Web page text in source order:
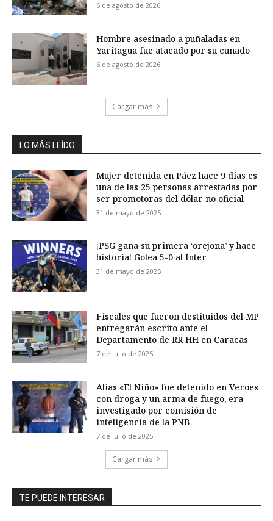
6 de agosto de 2026
Hombre asesinado a puñaladas en
Yaritagua fue atacado por su cuñado
6 de agosto de 2026
Cargar más
LO MÁS LEÍDO
Mujer detenida en Páez hace 9 días es
una de las 25 personas arrestadas por
ser promotoras del dólar no oficial
31 de mayo de 2025
¡PSG gana su primera ‘orejona’ y hace
historia! Golea 5-0 al Inter
31 de mayo de 2025
Fiscales que fueron destituidos del MP
entregarán escrito ante el
Departamento de RR HH en Caracas
7 de julio de 2025
Alias «El Niño» fue detenido en Veroes
con droga y un arma de fuego, era
investigado por comisión de
inteligencia de la PNB
7 de julio de 2025
Cargar más
TE PUEDE INTERESAR